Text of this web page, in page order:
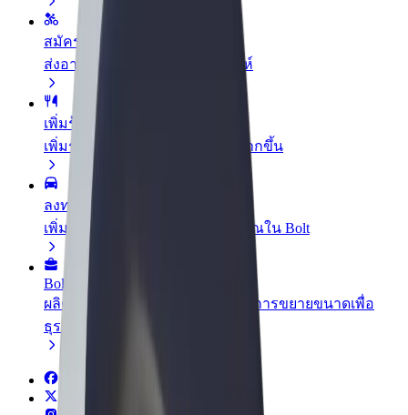
สมัครเป็นคนส่งพัสดุ
ส่งอาหารและรับรายได้ทุกสัปดาห์
เพิ่มร้านอาหารหรือร้านค้า
เพิ่มรายได้ด้วยการเข้าถึงลูกค้ามากขึ้น
ลงทะเบียนเป็นเจ้าของฟลีท
เพิ่มรายได้ด้วยการเพิ่มฟลีทของคุณใน Bolt
Bolt for Business
ผลิตภัณฑ์และบริการของ Bolt ที่มีการขยายขนาดเพื่อ
ธุรกิจของคุณ